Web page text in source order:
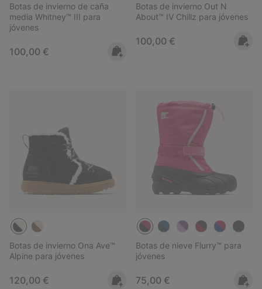
Botas de invierno de caña
media Whitney™ III para
jóvenes
Regular price:
100,00 €
Botas de invierno Out N
About™ IV Chillz para jóvenes
Regular price:
100,00 €
Botas de invierno Ona Ave™
Alpine para jóvenes
Regular price:
120,00 €
Botas de nieve Flurry™ para
jóvenes
Regular price:
75,00 €